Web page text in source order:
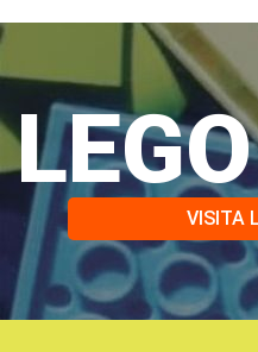
VISITA